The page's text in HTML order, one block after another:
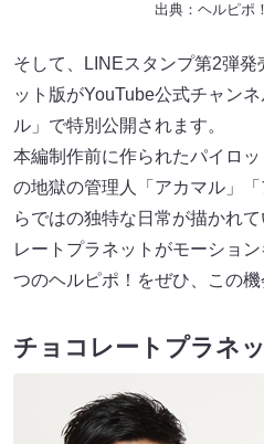
出典： ヘルピポ
そして、LINEスタンプ第2弾発
ット版がYouTube公式チャン
ル」で特別公開されます。
本編制作前に作られたパイロ
の地獄の管理人「アカマル」
らではの独特な日常が描かれ
レートプラネットがモーショ
つのヘルピポ！をぜひ、この機
チョコレートプラネ